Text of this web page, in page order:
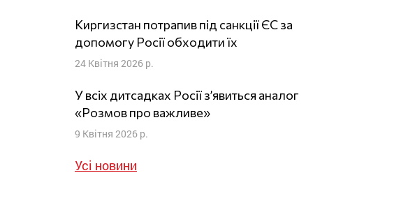
Киргизстан потрапив під санкції ЄС за
допомогу Росії обходити їх
24 Квітня 2026 р.
У всіх дитсадках Росії з’явиться аналог
«Розмов про важливе»
9 Квітня 2026 р.
Усі новини